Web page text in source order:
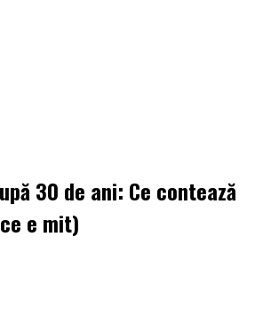
30 de ani: Ce contează
e mit)